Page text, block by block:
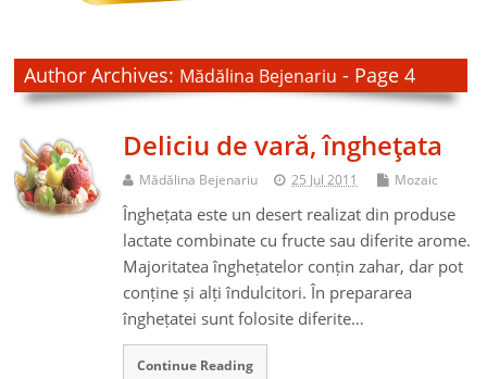
Author Archives: Mădălina Bejenariu - Page 4
Deliciu de vară, îngheţata
Mădălina Bejenariu 25 Jul 2011 Mozaic
Înghețata este un desert realizat din produse
lactate combinate cu fructe sau diferite arome.
Majoritatea înghețatelor conțin zahar, dar pot
conține și alți îndulcitori. În prepararea
înghețatei sunt folosite diferite…
Continue Reading